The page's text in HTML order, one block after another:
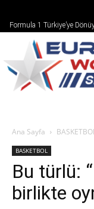
Formula 1 Türkiye’ye
Ana Sayfa
BASKETBOL
Bu türlü:
birlikte